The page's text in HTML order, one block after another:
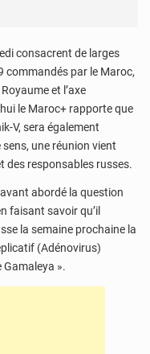
consacrent de larges
commandés par le Maroc,
et l’axe
le Maroc+ rapporte que
V, sera également
une réunion vient
des responsables russes.
abordé la question
faisant savoir qu’il
la semaine prochaine la
(Adénovirus)
Gamaleya ».